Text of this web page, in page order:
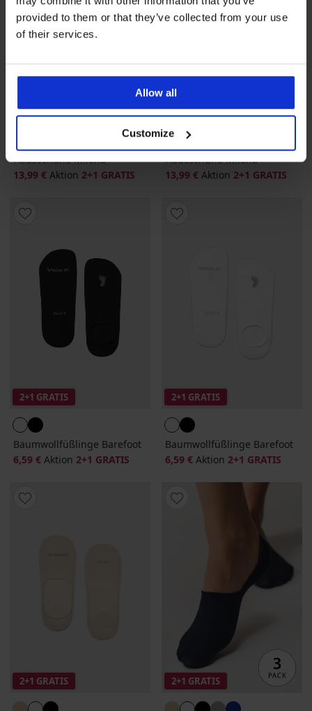
provided to them or that they’ve collected from your use
of their services.
Allow all
Customize
3er-PACK Bambus-
Hausschuhe Milena
13,99 € Aktion 2+1 GRATIS
2+1 GRATIS
3er-PACK Bambus-
Hausschuhe Milena
13,99 € Aktion 2+1 GRATIS
2+1 GRATIS
Baumwollfüßlinge Barefoot
6,59 € Aktion 2+1 GRATIS
2+1 GRATIS
Baumwollfüßlinge Barefoot
6,59 € Aktion 2+1 GRATIS
2+1 GRATIS 2+1 GRATIS